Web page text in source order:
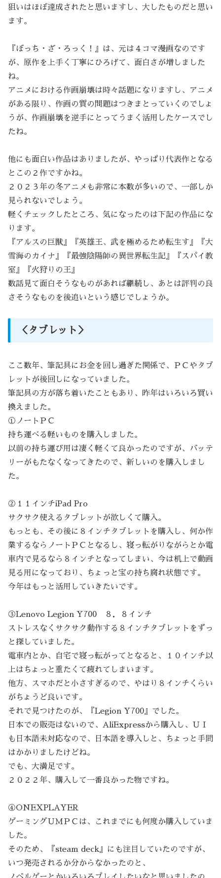
狙いはほぼ達成されたと思いますし、大したものだと思い
ます。
『ぼっち・ざ・ろっく！』は、元は４コマ漫画なのです
が、原作を上手く丁寧にひろげて、面白さが増しました
ね。
アニメにおける作画崩壊は時々話題になりますし、アニメ
がある限り、作画の質の問題はつきまとっていくのでしょ
うが、作画崩壊を逆手にとってうまく活用したケースでし
たね。
他にも面白い作品はありましたが、やっぱり代表作となる
とこの２作ですかね。
２０２３年の冬アニメも非常に本数が多いので、一部しか
見られないでしょう。
軽くチェックしたところ、気になったのは下記の作品にな
ります。
『アルスの巨獣』『英雄王、武を極めるため転生す』『大
雪海のカイナ』『最強陰陽師の異世界転生記』『スパイ教
室』『火狩りの王』
数話見て面白そうなものがあれば継続し、あとは評判の良
さそうなものを後追いという感じでしょうか。
＜タブレット＞
ここ数年、筆記具にお金を回し過ぎた関係で、ＰＣやタブ
レットが後回しになっていました。
筆記具の方が落ち着いたこともあり、昨年はいろいろ買い
換えました。
①ノートＰＣ
持ち運べる軽いものを購入しました。
以前の持ち運び用は凄く軽くて良かったのですが、バッテ
リーがもたなくなってきたので、新しいのを購入しまし
た。
②１１インチiPad Pro
サクサク使えるタブレットが欲しくて購入。
もっとも、その後に８インチタブレットを購入し、何か作
業するならノートＰＣとなるし、寝っ転がりながらとか電
車内で見るなら８インチとなってしまい、今は机上で動画
見る用になっており、ちょっと宝の持ち腐れ状態です。
今年はもっと活用していきたいです。
③Lenovo Legion Y700 ８．８インチ
ストレスなくサクサク動作する８インチタブレットをずっ
と探していました。
電車内とか、自宅で寝っ転がってとなると、１０インチ以
上はちょっと重たくて疲れてしまいます。
他方、スマホだと小さすぎるので、やはり８インチくらい
がちょうど良いです。
それで見つけたのが、『Legion Y700』でした。
日本での販売はないので、AliExpressから購入し、ＵＩ
も日本語未対応なので、日本語を導入しと、ちょっと手間
はかかりましたけどね。
でも、大満足です。
２０２２年、購入して一番良かった物ですね。
④ONEXPLAYER
ゲーミングＵＭＰＣは、これまでにも何度か購入していま
した。
そのため、『steam deck』にも注目していたのですが、
いつ発売されるか分からなかったのと、